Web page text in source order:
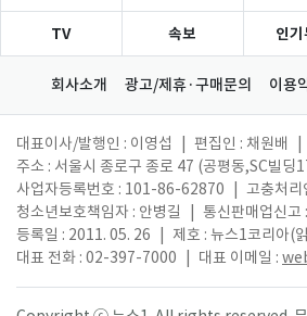
TV 속보 인
회사소개 광고/제휴·구매문의 이용
대표이사/발행인 : 이영섭 편집인 : 채원배
주소 : 서울시 종로구 종로 47 (공평동,SC빌딩
사업자등록번호 : 101-86-62870
고충처리
청소년보호책임자 : 안병길
통신판매업신고
등록일 : 2011. 05. 26
제호 : 뉴스1코리아(
대표 전화 : 02-397-7000
대표 이메일 :